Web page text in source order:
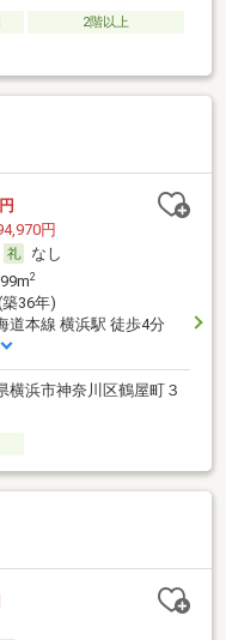
2階以上
円
なし
2
36年)
道本線 横浜駅 徒歩4分
横浜市神奈川区鶴屋町３